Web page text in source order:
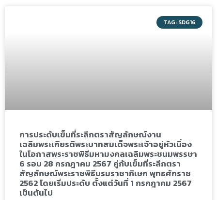
TAG: SDG16
การประดับเข็มที่ระลึกตราสัญลักษณ์งาน
เฉลิมพระเกียรติพระบาทสมเด็จพระเจ้าอยู่หัวเนื่อง
ในโอกาสพระราชพิธีมหามงคลเฉลิมพระชนมพรรษา
6 รอบ 28 กรกฎาคม 2567 คู่กับเข็มที่ระลึกตรา
สัญลักษณ์พระราชพิธีบรมราชาภิเษก พุทธศักราช
2562 โดยเริ่มประดับ ตั้งแต่วันที่ 1 กรกฎาคม 2567
เป็นต้นไป